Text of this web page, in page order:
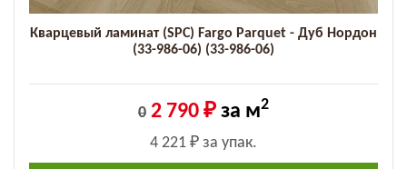
Кварцевый ламинат (SPC) Fargo Parquet - Дуб Нордон
(33-986-06) (33-986-06)
0 2 790 ₽ за м2
4 221 ₽ за упак.